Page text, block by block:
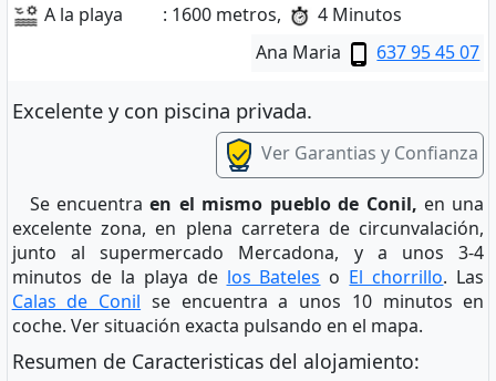
A la playa
: 1600 metros,
4 Minutos
Ana Maria
637 95 45 07
Excelente y con piscina privada.
Ver Garantias y Confianza
Se encuentraen el mismo pueblo de Conil, en una
excelente zona, en plena carretera de circunvalación,
junto al supermercado Mercadona, y a unos 3-4
minutos de la playa de los Bateles o El chorrillo. Las
Calas de Conil se encuentra a unos 10 minutos en
coche. Ver situación exacta pulsando en el mapa.
Resumen de Caracteristicas del alojamiento: